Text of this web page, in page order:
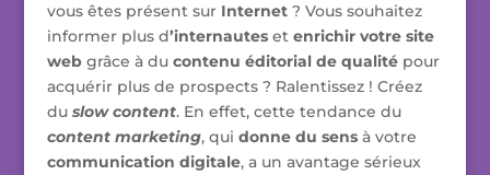
vous êtes présent sur Internet? Vous souhaitez
informer plus d’internauteset enrichir votre site
webgrâce à du contenu éditorial de qualitépour
acquérir plus de prospects ? Ralentissez ! Créez
du slow content. En effet, cette tendance du
content marketing, qui donne du sensà votre
communication digitale, a un avantage sérieux